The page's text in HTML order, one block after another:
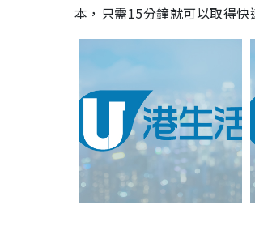
本，只需15分鐘就可以取得